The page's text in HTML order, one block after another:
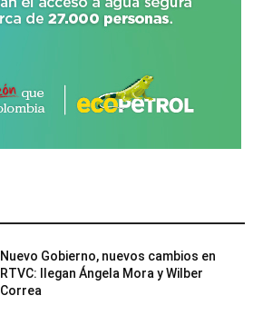
Nuevo Gobierno, nuevos cambios en
RTVC: llegan Ángela Mora y Wilber
Correa